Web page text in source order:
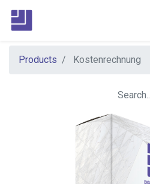
Products Kostenrechnung